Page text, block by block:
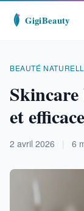
BEAUTÉ
et
2 avril 2026 | 6